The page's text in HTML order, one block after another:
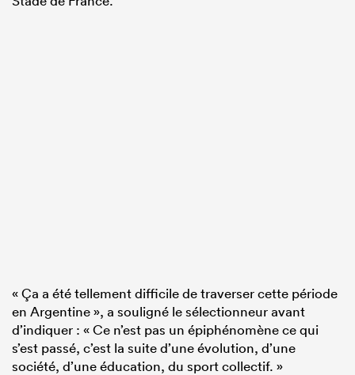
« Ça a été tellement difficile de traverser cette période
en Argentine », a souligné le sélectionneur avant
d’indiquer : « Ce n’est pas un épiphénomène ce qui
s’est passé, c’est la suite d’une évolution, d’une
société, d’une éducation, du sport collectif. »